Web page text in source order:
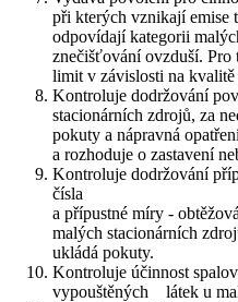
při kterých vznikají emise
odpovídají kategorii
znečišťování ovzduší. Pro
limit v závislosti na
Kontroluje dodržování
stacionárních zdrojů, za
pokuty a nápravná
a rozhoduje o zastavení
Kontroluje dodržování
čísla
a přípustné míry -
malých stacionárních
ukládá pokuty.
Kontroluje účinnost
vypouštěných látek u